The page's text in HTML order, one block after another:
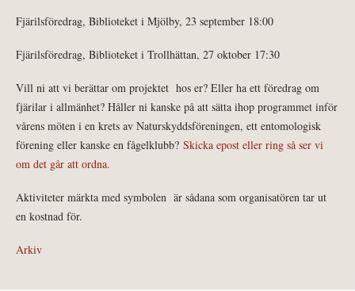
Fjärilsföredrag, Biblioteket i Mjölby, 23 september 18:00
Fjärilsföredrag, Biblioteket i Trollhättan, 27 oktober 17:30
Vill ni att vi berättar om projektet hos er? Eller ha ett föredrag om
fjärilar i allmänhet? Håller ni kanske på att sätta ihop programmet inför
vårens möten i en krets av Naturskyddsföreningen, ett entomologisk
förening eller kanske en fågelklubb? Skicka epost eller ring så ser vi
om det går att ordna.
Aktiviteter märkta med symbolen är sådana som organisatören tar ut
en kostnad för.
Arkiv